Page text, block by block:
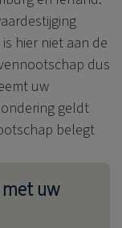
hier niet aan de
dus
uw
geldt
belegt
uw